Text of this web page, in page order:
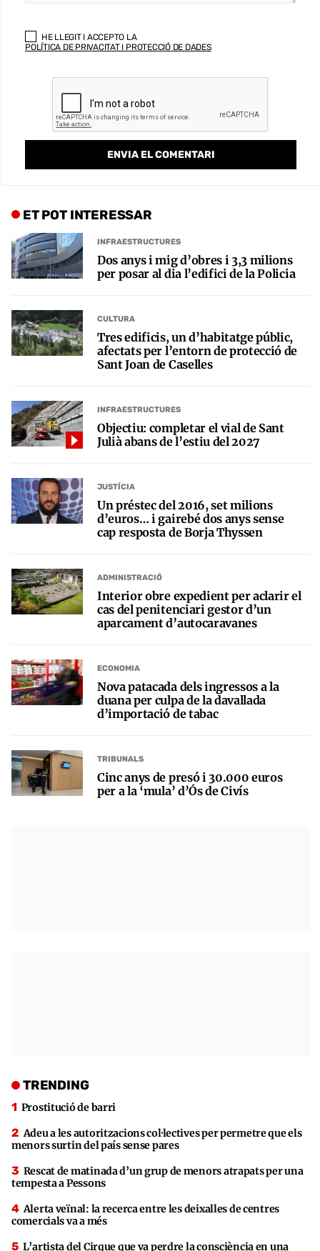
HE LLEGIT I ACCEPTO LA
POLÍTICA DE PRIVACITAT I PROTECCIÓ DE DADES
ET POT INTERESSAR
INFRAESTRUCTURES
Dos anys i mig d’obres i 3,3 milions
per posar al dia l’edifici de la Policia
CULTURA
Tres edificis, un d’habitatge públic,
afectats per l’entorn de protecció de
Sant Joan de Caselles
INFRAESTRUCTURES
Objectiu: completar el vial de Sant
Julià abans de l’estiu del 2027
JUSTÍCIA
Un préstec del 2016, set milions
d’euros… i gairebé dos anys sense
cap resposta de Borja Thyssen
ADMINISTRACIÓ
Interior obre expedient per aclarir el
cas del penitenciari gestor d’un
aparcament d’autocaravanes
ECONOMIA
Nova patacada dels ingressos a la
duana per culpa de la davallada
d’importació de tabac
TRIBUNALS
Cinc anys de presó i 30.000 euros
per a la ‘mula’ d’Ós de Civís
TRENDING
Prostitució de barri
Adeu a les autoritzacions col·lectives per permetre que els
menors surtin del país sense pares
Rescat de matinada d’un grup de menors atrapats per una
tempesta a Pessons
Alerta veïnal: la recerca entre les deixalles de centres
comercials va a més
L’artista del Cirque que va perdre la consciència en una